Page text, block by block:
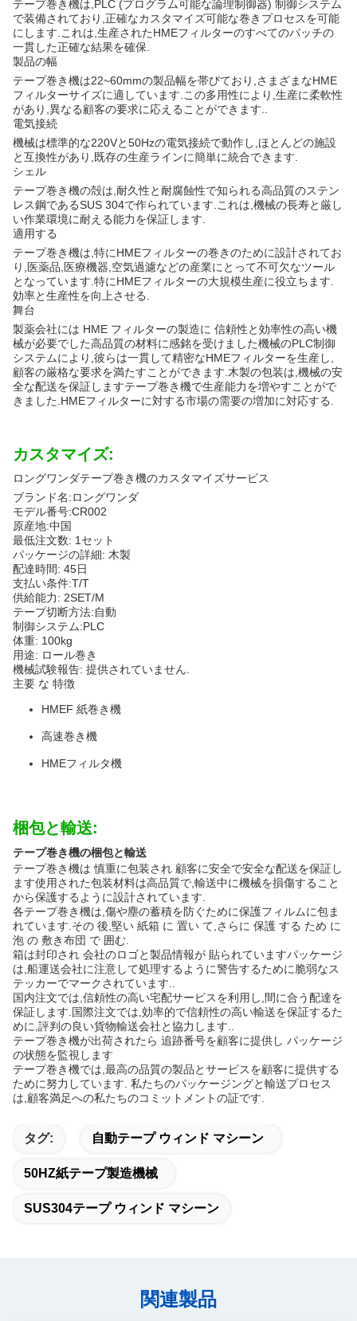
テープ巻き機は,PLC (プログラム可能な論理制御器) 制御システム
で装備されており,正確なカスタマイズ可能な巻きプロセスを可能
にします.これは,生産されたHMEフィルターのすべてのバッチの
一貫した正確な結果を確保.
製品の幅
テープ巻き機は22~60mmの製品幅を帯びており,さまざまなHME
フィルターサイズに適しています.この多用性により,生産に柔軟性
があり,異なる顧客の要求に応えることができます..
電気接続
機械は標準的な220Vと50Hzの電気接続で動作し,ほとんどの施設
と互換性があり,既存の生産ラインに簡単に統合できます.
シェル
テープ巻き機の殻は,耐久性と耐腐蝕性で知られる高品質のステン
レス鋼であるSUS 304で作られています.これは,機械の長寿と厳し
い作業環境に耐える能力を保証します.
適用する
テープ巻き機は,特にHMEフィルターの巻きのために設計されてお
り,医薬品,医療機器,空気過濾などの産業にとって不可欠なツール
となっています.特にHMEフィルターの大規模生産に役立ちます.
効率と生産性を向上させる.
舞台
製薬会社には HME フィルターの製造に 信頼性と効率性の高い機
械が必要でした高品質の材料に感銘を受けました機械のPLC制御
システムにより,彼らは一貫して精密なHMEフィルターを生産し,
顧客の厳格な要求を満たすことができます.木製の包装は,機械の安
全な配送を保証しますテープ巻き機で生産能力を増やすことがで
きました.HMEフィルターに対する市場の需要の増加に対応する.
カスタマイズ:
ロングワンダテープ巻き機のカスタマイズサービス
ブランド名:ロングワンダ
モデル番号:CR002
原産地:中国
最低注文数: 1セット
パッケージの詳細: 木製
配達時間: 45日
支払い条件:T/T
供給能力: 2SET/M
テープ切断方法:自動
制御システム:PLC
体重: 100kg
用途: ロール巻き
機械試験報告: 提供されていません.
主要 な 特徴
HMEF 紙巻き機
高速巻き機
HMEフィルタ機
梱包と輸送:
テープ巻き機の梱包と輸送
テープ巻き機は 慎重に包装され 顧客に安全で安全な配送を保証し
ます使用された包装材料は高品質で,輸送中に機械を損傷すること
から保護するように設計されています.
各テープ巻き機は,傷や塵の蓄積を防ぐために保護フィルムに包ま
れています.その 後,堅い 紙箱 に 置い て,さらに 保護 する ため に
泡 の 敷き布団 で 囲む.
箱は封印され 会社のロゴと製品情報が 貼られていますパッケージ
は,船運送会社に注意して処理するように警告するために脆弱なス
テッカーでマークされています..
国内注文では,信頼性の高い宅配サービスを利用し,間に合う配達を
保証します.国際注文では,効率的で信頼性の高い輸送を保証するた
めに,評判の良い貨物輸送会社と協力します..
テープ巻き機が出荷されたら 追跡番号を顧客に提供し パッケージ
の状態を監視します
テープ巻き機では,最高の品質の製品とサービスを顧客に提供する
ために努力しています. 私たちのパッケージングと輸送プロセス
は,顧客満足への私たちのコミットメントの証です.
タグ: 自動テープ ウィンド マシーン
50HZ紙テープ製造機械
SUS304テープ ウィンド マシーン
関連製品